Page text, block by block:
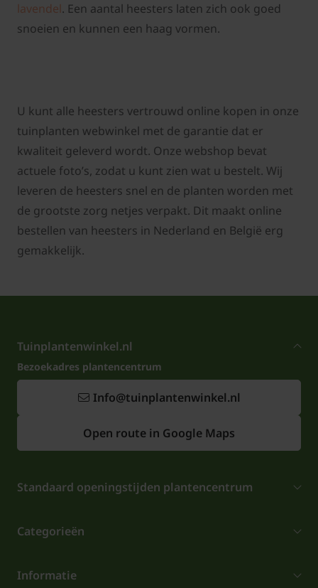
lavendel . Een aantal heesters laten zich ook goed
snoeien en kunnen een haag vormen.
U kunt alle heesters vertrouwd online kopen in onze
tuinplanten webwinkel met de garantie dat er
kwaliteit geleverd wordt. Onze webshop bevat
actuele foto’s, zodat u kunt zien wat u bestelt. Wij
leveren de heesters snel en de planten worden met
de grootste zorg netjes verpakt. Dit maakt online
bestellen van heesters in Nederland en België erg
gemakkelijk.
Tuinplantenwinkel.nl
Bezoekadres plantencentrum
Info@tuinplantenwinkel.nl
Open route in Google Maps
Standaard openingstijden plantencentrum
Categorieën
Informatie